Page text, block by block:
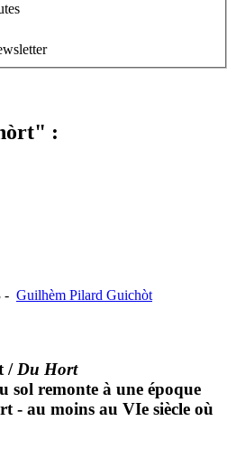
:
- Guilhèm Pilard Guichòt
/Du Hort
sol remonte à une époque
- au moins au VIe siècle où